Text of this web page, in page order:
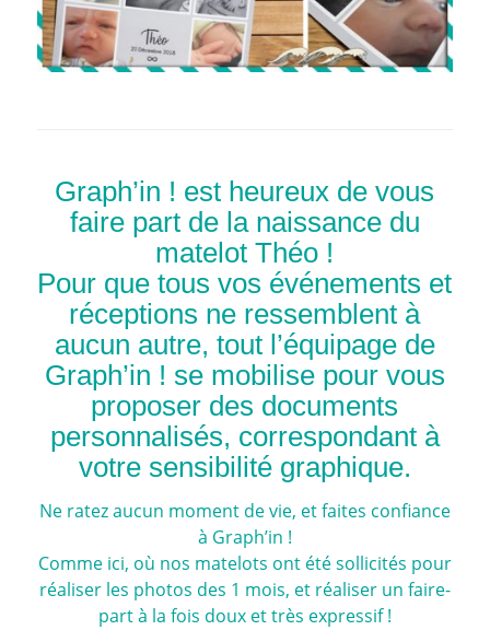
Graph’in ! est heureux de vous
faire part de la naissance du
matelot Théo !
Pour que tous vos événements et
réceptions ne ressemblent à
aucun autre, tout l’équipage de
Graph’in ! se mobilise pour vous
proposer des documents
personnalisés, correspondant à
votre sensibilité graphique.
Ne ratez aucun moment de vie, et faites confiance
à Graph’in !
Comme ici, où nos matelots ont été sollicités pour
réaliser les photos des 1 mois, et réaliser un faire-
part à la fois doux et très expressif !